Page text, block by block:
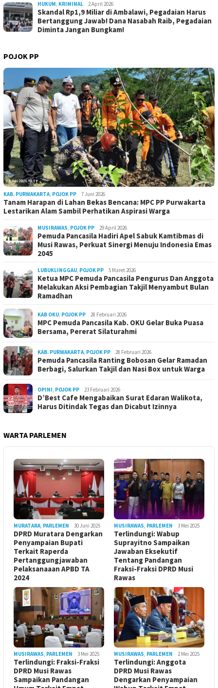
HUKUM, KRIMINAL 2 April 2026
Skandal Rp1,9 Miliar di Ambalawi, Pegadaian Harus
Bertanggung Jawab! Dana Nasabah Raib, Pegadaian
Diminta Jangan Bungkam!
POJOK PP
KAB. PURWAKARTA, POJOK PP 7 Juni 2026
Tanam Harapan di Lahan Bekas Bencana: MPC PP Purwakarta
Lestarikan Alam Sambil Perhatikan Aspirasi Warga
MUSIRAWAS, POJOK PP 29 April 2026
Pemuda Pancasila Hadiri Apel Sabuk Kamtibmas di
Musi Rawas, Perkuat Sinergi Menuju Indonesia Emas
2045
LUBUKLINGGAU, POJOK PP 5 Maret 2026
Ketua MPC Pemuda Pancasila Pengurus Dan Anggota
Melakukan Aksi Pembagian Takjil Menyambut Bulan
Ramadhan
KAB OKU, POJOK PP 28 Februari 2026
MPC Pemuda Pancasila Kab. OKU Gelar Buka Puasa
Bersama, Pererat Silaturahmi
KAB. PURWAKARTA, POJOK PP 28 Februari 2026
Pemuda Pancasila Ranting Bobosan Gelar Ramadan
Berbagi, Salurkan Takjil dan Nasi Box untuk Warga
OPINI, POJOK PP 23 Februari 2026
D’Best Cafe Mengabaikan Surat Edaran Walikota,
Harus Ditindak Tegas dan Dicabut Izinnya
WARTA PARLEMEN
MURATARA, PARLEMEN 30 Juni 2025
DPRD Muratara Dengarkan
Penyampaian Bupati
Terkait Raperda
Pertanggungjawaban
Pelaksanaaan APBD TA
2024
MUSIRAWAS, PARLEMEN 3 Mei 2025
Terlindungi: Wabup
Suprayitno Sampaikan
Jawaban Eksekutif
Tentang Pandangan
Fraksi-Fraksi DPRD Musi
Rawas
MUSIRAWAS, PARLEMEN 3 Mei 2025
Terlindungi: Fraksi-Fraksi
DPRD Musi Rawas
Sampaikan Pandangan
MUSIRAWAS, PARLEMEN 2 Mei 2025
Terlindungi: Anggota
DPRD Musi Rawas
Dengarkan Penyampaian